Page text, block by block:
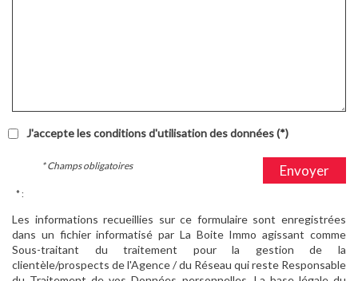
J'accepte les conditions d'utilisation des données (*)
Envoyer
* Champs obligatoires
* :
Les informations recueillies sur ce formulaire sont enregistrées
dans un fichier informatisé par La Boite Immo agissant comme
Sous-traitant du traitement pour la gestion de la
clientèle/prospects de l'Agence / du Réseau qui reste Responsable